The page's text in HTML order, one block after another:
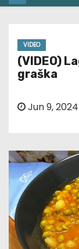
VIDEO
(VIDEO)
graška
Jun 9, 2024